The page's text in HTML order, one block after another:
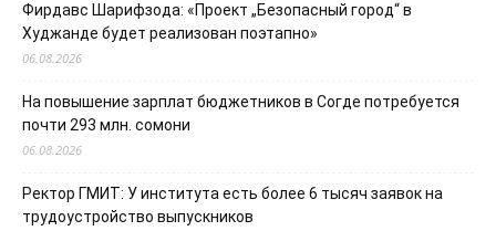
Фирдавс Шарифзода: «Проект „Безопасный город“ в
Худжанде будет реализован поэтапно»
06.08.2026
На повышение зарплат бюджетников в Согде потребуется
почти 293 млн. сомони
06.08.2026
Ректор ГМИТ: У института есть более 6 тысяч заявок на
трудоустройство выпускников